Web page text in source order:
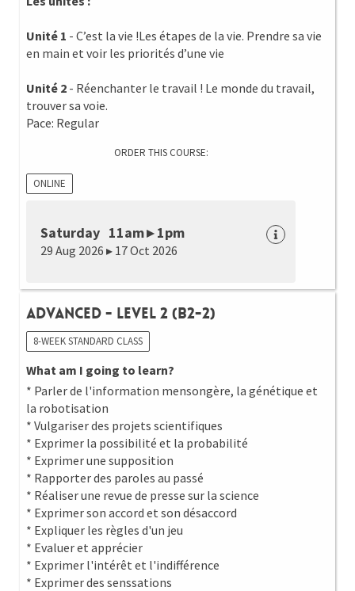
Unité 1 - C’est la vie !Les étapes de la vie. Prendre sa vie
en main et voir les priorités d’une vie
Unité 2 - Réenchanter le travail ! Le monde du travail,
trouver sa voie.
Pace: Regular
ORDER THIS COURSE:
ONLINE
Saturday 11am ▸ 1pm
29 Aug 2026 ▸ 17 Oct 2026
Advanced - Level 2 (B2-2)
8-WEEK STANDARD CLASS
What am I going to learn?
* Parler de l'information mensongère, la génétique et
la robotisation
* Vulgariser des projets scientifiques
* Exprimer la possibilité et la probabilité
* Exprimer une supposition
* Rapporter des paroles au passé
* Réaliser une revue de presse sur la science
* Exprimer son accord et son désaccord
* Expliquer les règles d'un jeu
* Evaluer et apprécier
* Exprimer l'intérêt et l'indifférence
* Exprimer des senssations